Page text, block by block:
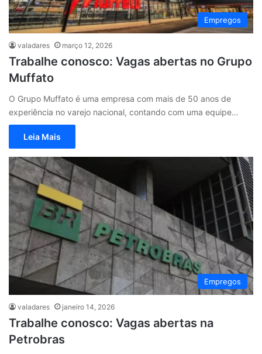
Empregos
valadares março 12, 2026
Trabalhe conosco: Vagas abertas no Grupo
Muffato
O Grupo Muffato é uma empresa com mais de 50 anos de
experiência no varejo nacional, contando com uma equipe…
Leia Mais
Empregos
valadares janeiro 14, 2026
Trabalhe conosco: Vagas abertas na
Petrobras